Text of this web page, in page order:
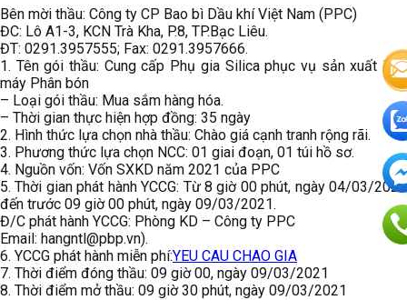
Bên mời thầu: Công ty CP Bao bì Dầu khí Việt Nam (PPC)
ĐC: Lô A1-3, KCN Trà Kha, P.8, TP.Bạc Liêu.
ĐT: 0291.3957555; Fax: 0291.3957666.
1. Tên gói thầu: Cung cấp Phụ gia Silica phục vụ sản xuất Nhà
máy Phân bón
– Loại gói thầu: Mua sắm hàng hóa.
– Thời gian thực hiện hợp đồng: 35 ngày
2. Hình thức lựa chọn nhà thầu: Chào giá cạnh tranh rộng rãi.
3. Phương thức lựa chọn NCC: 01 giai đoạn, 01 túi hồ sơ.
4. Nguồn vốn: Vốn SXKD năm 2021 của PPC
5. Thời gian phát hành YCCG: Từ 8 giờ 00 phút, ngày 04/03/2021
đến trước 09 giờ 00 phút, ngày 09/03/2021.
Đ/C phát hành YCCG: Phòng KD – Công ty PPC
Email: hangntl@pbp.vn).
6. YCCG phát hành miễn phí:YEU CAU CHAO GIA
7. Thời điểm đóng thầu: 09 giờ 00, ngày 09/03/2021
8. Thời điểm mở thầu: 09 giờ 30 phút, ngày 09/03/2021